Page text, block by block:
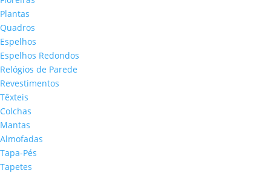
Plantas
Quadros
Espelhos
Espelhos Redondos
Relógios de Parede
Revestimentos
Têxteis
Colchas
Mantas
Almofadas
Tapa-Pés
Tapetes